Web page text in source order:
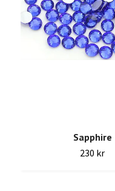
Sapphire
230 kr